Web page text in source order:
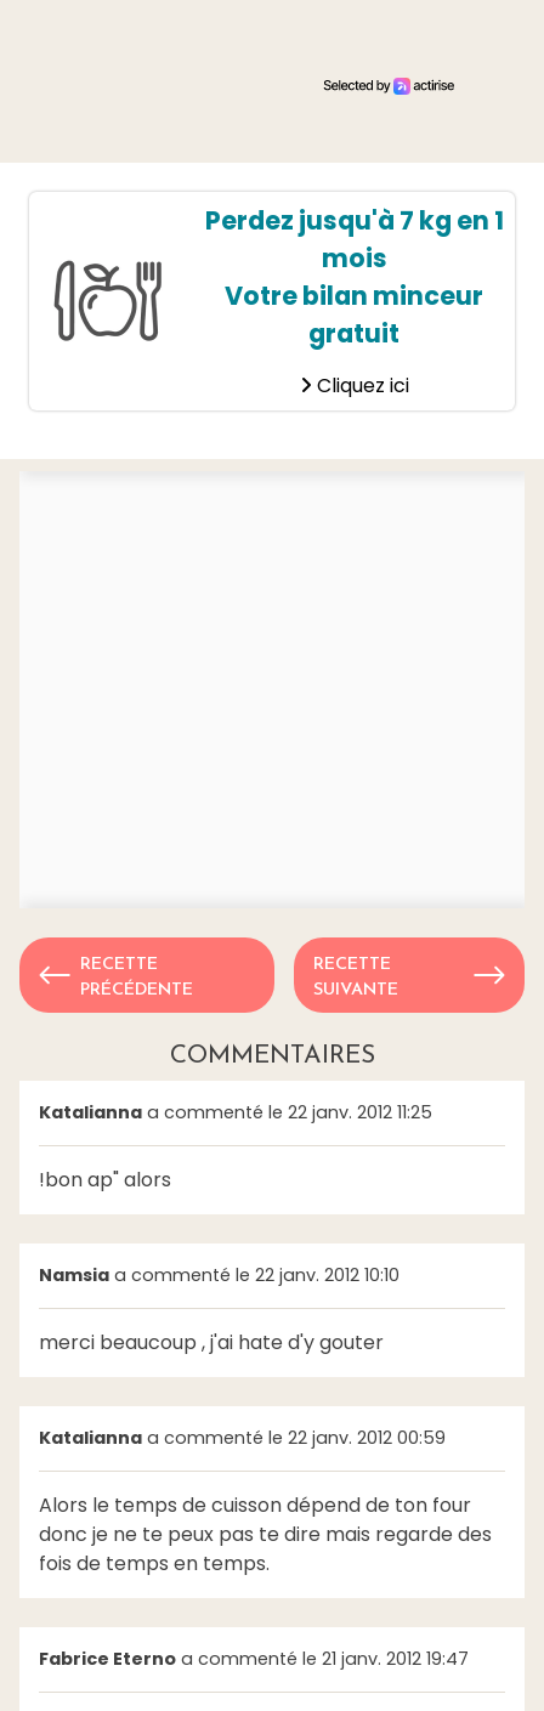
Perdez jusqu'à 7 kg en 1
mois
Votre bilan minceur
gratuit
Cliquez ici
RECETTE
PRÉCÉDENTE
RECETTE
SUIVANTE
COMMENTAIRES
Katalianna a commenté le 22 janv. 2012 11:25
!bon ap" alors
Namsia a commenté le 22 janv. 2012 10:10
merci beaucoup , j'ai hate d'y gouter
Katalianna a commenté le 22 janv. 2012 00:59
Alors le temps de cuisson dépend de ton four
donc je ne te peux pas te dire mais regarde des
fois de temps en temps.
Fabrice Eterno a commenté le 21 janv. 2012 19:47